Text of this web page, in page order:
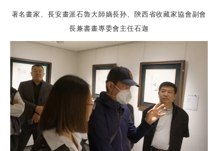
著名畫家、長安畫派石魯大師嫡長孙、陝西省收藏家協會副會
長兼書畫專委會主任石迦